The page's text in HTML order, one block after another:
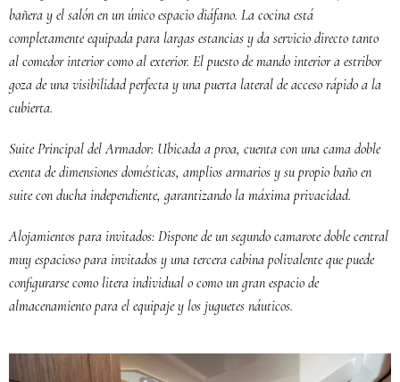
bañera y el salón en un único espacio diáfano. La cocina está
completamente equipada para largas estancias y da servicio directo tanto
al comedor interior como al exterior. El puesto de mando interior a estribor
goza de una visibilidad perfecta y una puerta lateral de acceso rápido a la
cubierta.
Suite Principal del Armador: Ubicada a proa, cuenta con una cama doble
exenta de dimensiones domésticas, amplios armarios y su propio baño en
suite con ducha independiente, garantizando la máxima privacidad.
Alojamientos para invitados: Dispone de un segundo camarote doble central
muy espacioso para invitados y una tercera cabina polivalente que puede
configurarse como litera individual o como un gran espacio de
almacenamiento para el equipaje y los juguetes náuticos.